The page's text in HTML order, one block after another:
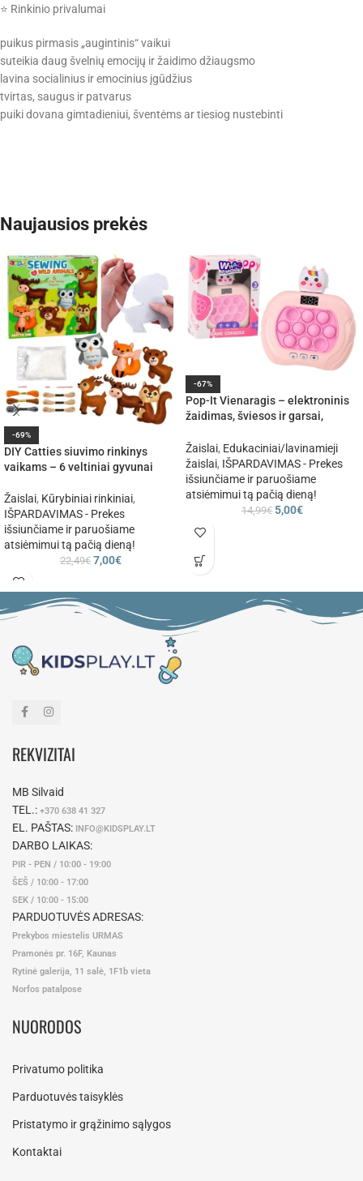
⭐ Rinkinio privalumai
puikus pirmasis „augintinis“ vaikui
suteikia daug švelnių emocijų ir žaidimo džiaugsmo
lavina socialinius ir emocinius įgūdžius
tvirtas, saugus ir patvarus
puiki dovana gimtadieniui, šventėms ar tiesiog nustebinti
Naujausios prekės
-69%
DIY Catties siuvimo rinkinys
vaikams – 6 veltiniai gyvunai
Žaislai, Kūrybiniai rinkiniai,
IŠPARDAVIMAS - Prekes
išsiunčiame ir paruošiame
atsiėmimui tą pačią dieną!
22,49€ 7,00€
-67%
Pop-It Vienaragis – elektroninis
žaidimas, šviesos ir garsai,
Žaislai, Edukaciniai/lavinamieji
žaislai, IŠPARDAVIMAS - Prekes
išsiunčiame ir paruošiame
atsiėmimui tą pačią dieną!
14,99€ 5,00€
REKVIZITAI
MB Silvaid
TEL.: +370 638 41 327
EL. PAŠTAS: INFO@KIDSPLAY.LT
DARBO LAIKAS:
PIR - PEN / 10:00 - 19:00
ŠEŠ / 10:00 - 17:00
SEK / 10:00 - 15:00
PARDUOTUVĖS ADRESAS:
Prekybos miestelis URMAS
Pramonės pr. 16F, Kaunas
Rytinė galerija, 11 salė, 1F1b vieta
Norfos patalpose
NUORODOS
Privatumo politika
Parduotuvės taisyklės
Pristatymo ir grąžinimo sąlygos
Kontaktai